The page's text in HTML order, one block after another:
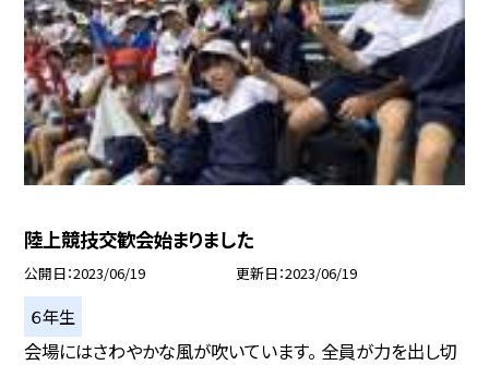
陸上競技交歓会始まりました
公開日 2023/06/19 更新日 2023/06/19
６年生
会場にはさわやかな風が吹いています。 全員が力を出し切